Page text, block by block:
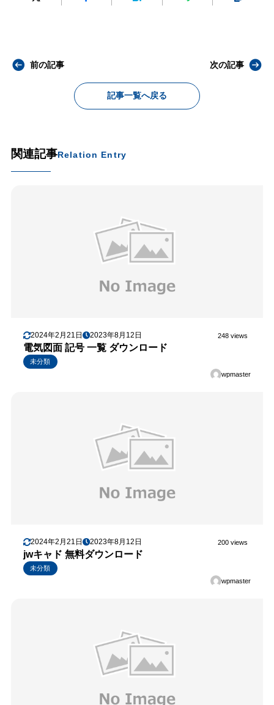
前の記事
記事一覧へ戻る
次の記事
関連記事Relation Entry
2024年2月21日 2023年8月12日 248 views
電気図面 記号 一覧 ダウンロード
未分類
wpmaster
2024年2月21日 2023年8月12日 200 views
jwキャド 無料ダウンロード
未分類
wpmaster